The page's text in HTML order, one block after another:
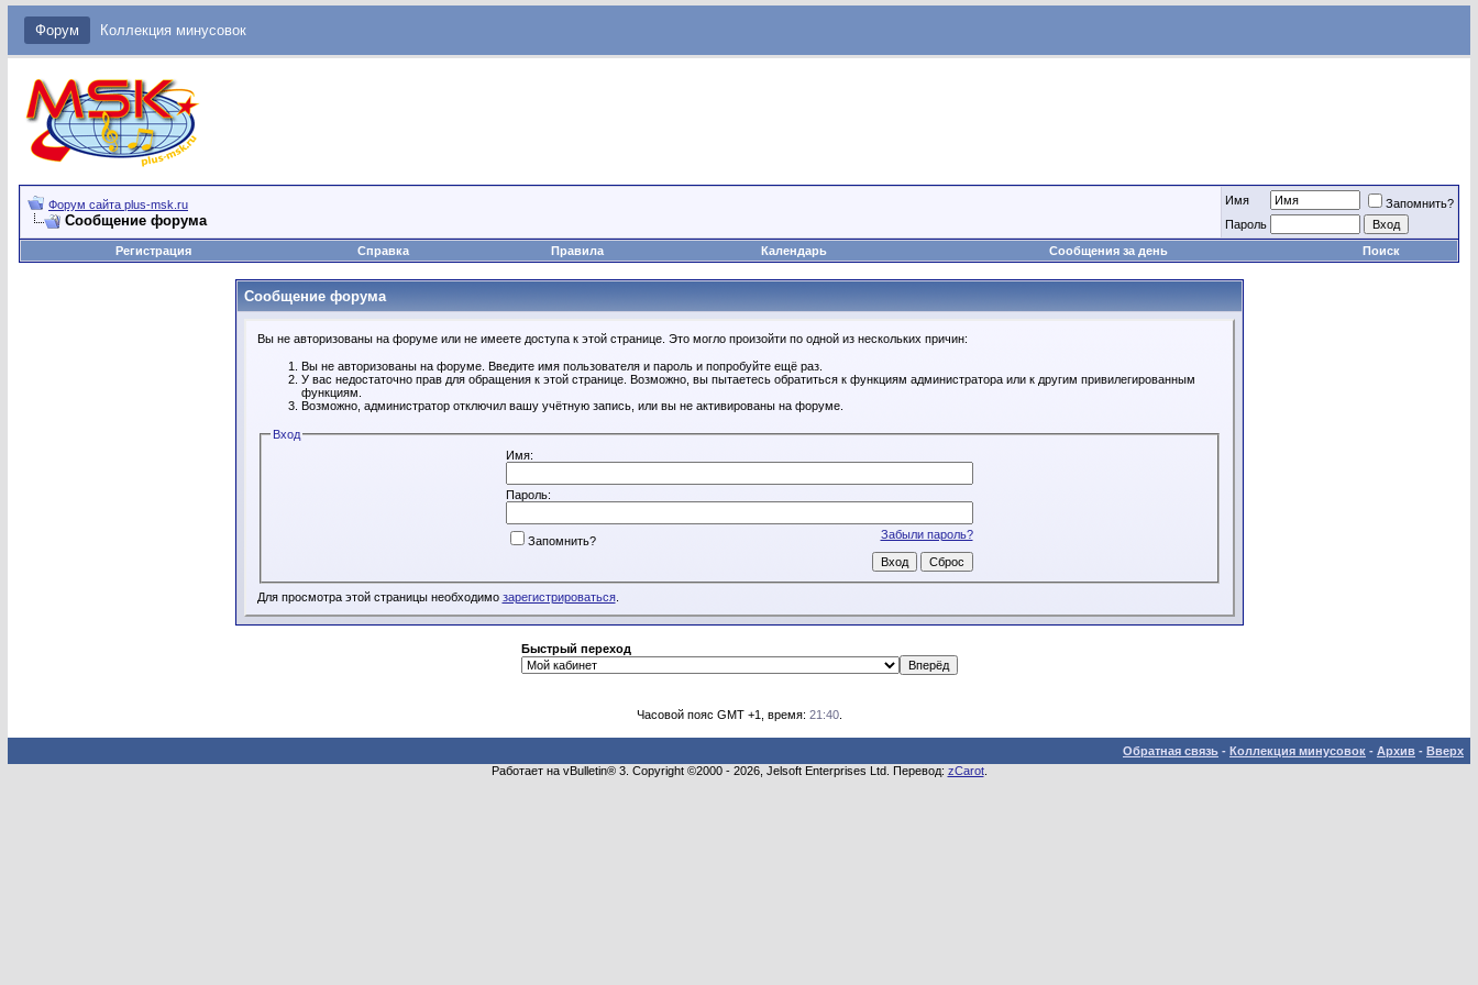
Форум Коллекция минусовок
Форум сайта plus-msk.ru
Сообщение форума
Имя
Запомнить?
Пароль
Регистрация
Справка Правила Календарь Сообщения за день Поиск
Сообщение форума
Вы не авторизованы на форуме или не имеете доступа к этой странице. Это могло произойти по одной из нескольких причин:
Вы не авторизованы на форуме. Введите имя пользователя и пароль и попробуйте ещё раз.
У вас недостаточно прав для обращения к этой странице. Возможно, вы пытаетесь обратиться к функциям администратора или к другим привилегированным
функциям.
Возможно, администратор отключил вашу учётную запись, или вы не активированы на форуме.
Вход
Имя:
Пароль:
Забыли пароль?
Запомнить?
Для просмотра этой страницы необходимо зарегистрироваться.
Быстрый переход
Часовой пояс GMT +1, время: 21:40.
Обратная связь - Коллекция минусовок - Архив - Вверх
Работает на vBulletin® 3. Copyright ©2000 - 2026, Jelsoft Enterprises Ltd. Перевод: zCarot.